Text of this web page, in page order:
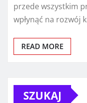
przede wszystkim
wpłynąć na rozwój
READ MORE
SZUKAJ